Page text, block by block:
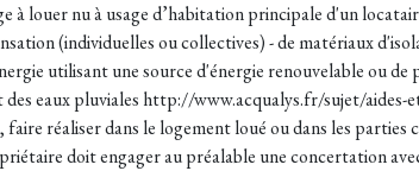
louer nu à usage d’habitation principale d'un
(individuelles ou collectives) - de matériaux
utilisant une source d'énergie renouvelable ou de
eaux pluviales http://www.acqualys.fr/sujet/
réaliser dans le logement loué ou dans les parties
doit engager au préalable une concertation